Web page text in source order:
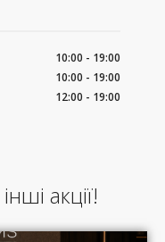
10:00 - 19:00
10:00 - 19:00
12:00 - 19:00
акції!